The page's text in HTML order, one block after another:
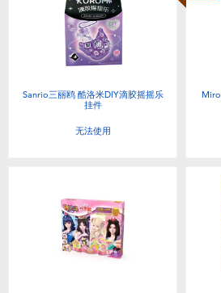
Sanrio三丽鸥 酷洛米DIY滴胶摇摇乐
挂件
无法使用